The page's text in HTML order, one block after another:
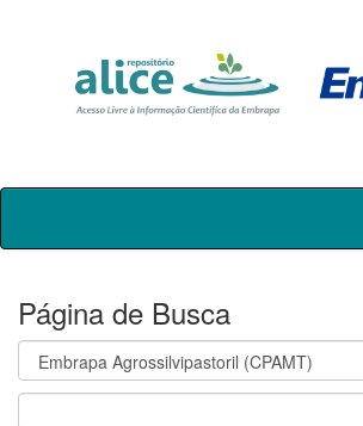
Skip
Página de Busca